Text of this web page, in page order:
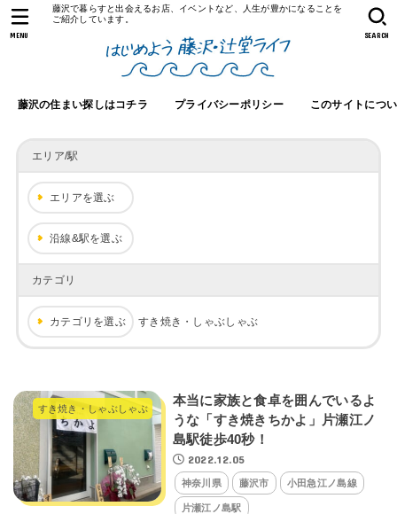
藤沢で暮らすと出会えるお店、イベントなど、人生が豊かになることを
ご紹介しています。
藤沢の住まい探しはコチラ プライバシーポリシー このサイトにつ
SEARCH
MENU
エリア/駅
エリアを選ぶ
沿線&駅を選ぶ
カテゴリ
カテゴリを選ぶ すき焼き・しゃぶしゃぶ
すき焼き・しゃぶしゃぶ
本当に家族と食卓を囲んでいるよ
うな「すき焼きちかよ」片瀬江ノ
島駅徒歩40秒！
2022.12.05
神奈川県 藤沢市 小田急江ノ島線
片瀬江ノ島駅